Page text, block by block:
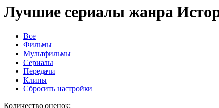
Лучшие сериалы жанра
Все
Фильмы
Мультфильмы
Сериалы
Передачи
Клипы
Сбросить настройки
Количество оценок: